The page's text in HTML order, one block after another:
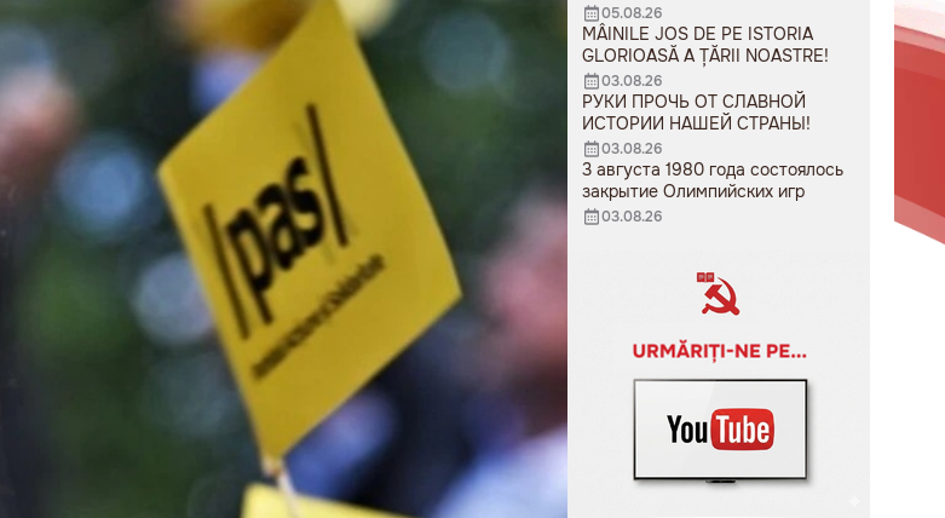
05.08.26
MÂINILE JOS DE PE ISTORIA
GLORIOASĂ A ȚĂRII NOASTRE!
03.08.26
РУКИ ПРОЧЬ ОТ СЛАВНОЙ
ИСТОРИИ НАШЕЙ СТРАНЫ!
03.08.26
3 августа 1980 года состоялось
закрытие Олимпийских игр
03.08.26